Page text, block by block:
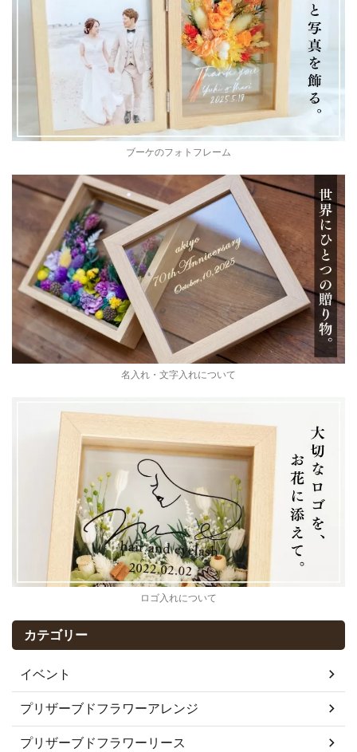
ブーケのフォトフレーム
名入れ・文字入れについて
ロゴ入れについて
カテゴリー
イベント
プリザーブドフラワーアレンジ
プリザーブドフラワーリース